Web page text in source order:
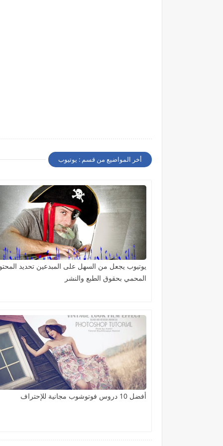
أخر المواضيع من قسم : يوتيوب
يوتيوب يجعل من السهل على المبدعين تحديد
المحمي بحقوق الطبع والنشر
أفضل 10 دروس فوتوشوب مجانية للإحتراف